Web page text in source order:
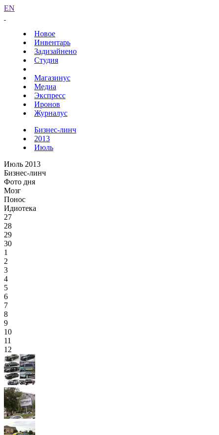
EN
Новое
Инвентарь
Задизайнено
Студия
Магазинус
Медиа
Экспресс
Иронов
Журналус
Бизнес-линч
2013
Июль
Июль 2013
Бизнес-линч
Фото дня
Мозг
Понос
Идиотека
27
28
29
30
1
2
3
4
5
6
7
8
9
10
11
12